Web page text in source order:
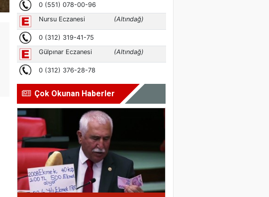
Çok Okunan Haberler